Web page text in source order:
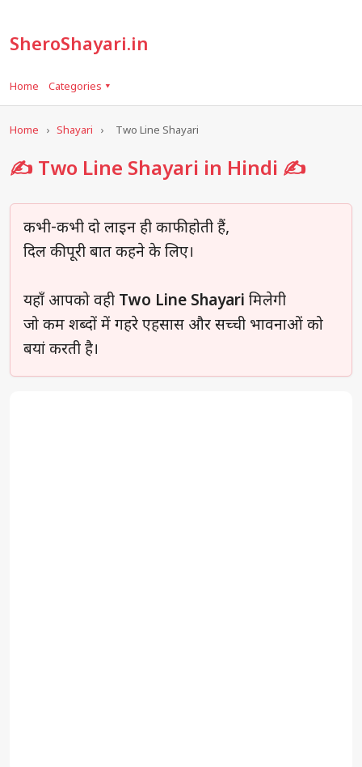
SheroShayari.in
Home Categories ▾
Home › Shayari › Two Line Shayari
✍️ Two Line Shayari in Hindi ✍️
कभी-कभी दो लाइन ही काफी होती हैं,
दिल की पूरी बात कहने के लिए।
यहाँ आपको वही Two Line Shayari मिलेगी
जो कम शब्दों में गहरे एहसास और सच्ची भावनाओं को
बयां करती है।